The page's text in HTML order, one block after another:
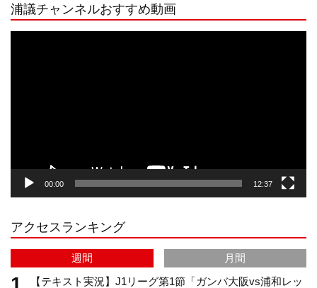
r
a
m
e
C
h
浦議チャンネルおすすめ動画
00:00 12:37
アクセスランキング
週間
月間
【テキスト実況】J1リーグ第1節「ガンバ大阪vs浦和レッ